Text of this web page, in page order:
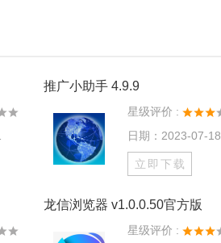
推广小助手 4.9.9
星级评价 :
日期：2023-07-18
立即下载
龙信浏览器 v1.0.0.50官方版
星级评价 :